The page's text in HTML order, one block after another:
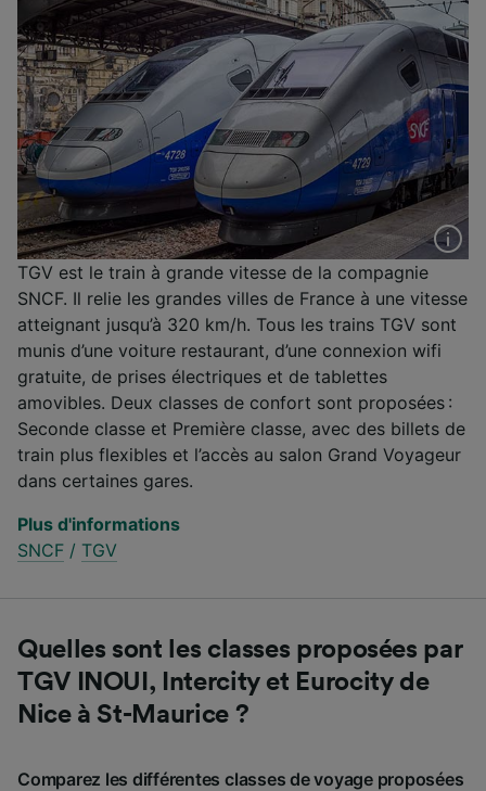
TGV est le train à grande vitesse de la compagnie
SNCF. Il relie les grandes villes de France à une vitesse
atteignant jusqu’à 320 km/h. Tous les trains TGV sont
munis d’une voiture restaurant, d’une connexion wifi
gratuite, de prises électriques et de tablettes
amovibles. Deux classes de confort sont proposées :
Seconde classe et Première classe, avec des billets de
train plus flexibles et l’accès au salon Grand Voyageur
dans certaines gares.
Plus d'informations
SNCF / TGV
Quelles sont les classes proposées par
TGV INOUI, Intercity et Eurocity de
Nice à St-Maurice ?
Comparez les différentes classes de voyage proposées